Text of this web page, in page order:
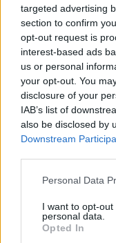
targeted advertising
section to confirm
opt-out request is
interest-based ads
us or personal
your opt-out. You
disclosure of your
IAB’s list of
also be disclosed by
Downstream
Please note that this
not limited to your
grant or deny
use your data for
Personal Data
I want to opt-
personal data.
Opted In
Totalt antall
4; Sveits,
hver.
Norske løpere
1, Martin
Holund 6, Emil
Sesongen 2016-
Verdenscupen
1. Martin
3. Alex Harvey,